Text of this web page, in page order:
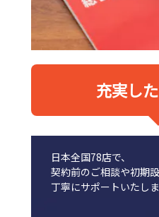
充実し
日本全国78店で、
契約前のご相談や初期
丁寧にサポートいたしま